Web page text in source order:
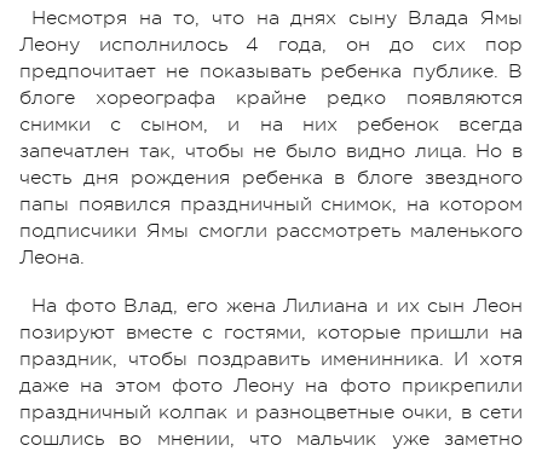
Несмотря на то, что на днях сыну Влада Ямы
Леону исполнилось 4 года, он до сих пор
предпочитает не показывать ребенка публике. В
блоге хореографа крайне редко появляются
снимки с сыном, и на них ребенок всегда
запечатлен так, чтобы не было видно лица. Но в
честь дня рождения ребенка в блоге звездного
папы появился праздничный снимок, на котором
подписчики Ямы смогли рассмотреть маленького
Леона.
На фото Влад, его жена Лилиана и их сын Леон
позируют вместе с гостями, которые пришли на
праздник, чтобы поздравить именинника. И хотя
даже на этом фото Леону на фото прикрепили
праздничный колпак и разноцветные очки, в сети
сошлись во мнении, что мальчик уже заметно